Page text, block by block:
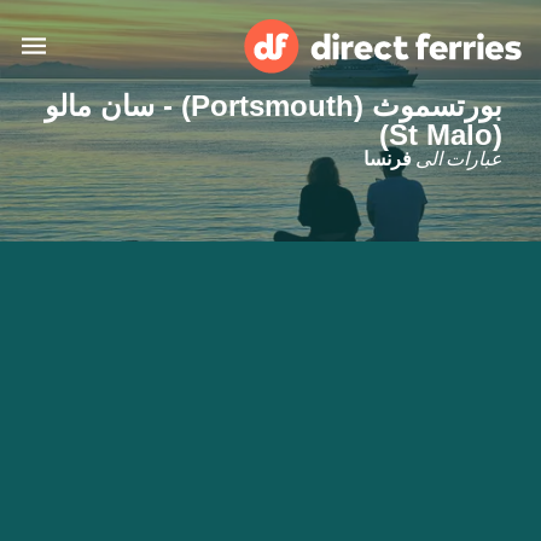
البلدان
تذاكر العبّارة
بورتسموث (Portsmouth) - سان مالو
(St Malo)
عبارات الى فرنسا